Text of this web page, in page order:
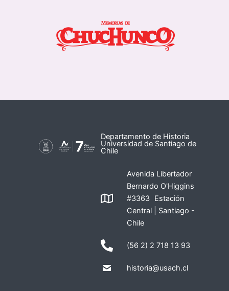
Departamento de Historia
Universidad de Santiago de
Chile
Avenida Libertador
Bernardo O'Higgins
#3363 Estación
Central | Santiago -
Chile
(56 2) 2 718 13 93
historia@usach.cl